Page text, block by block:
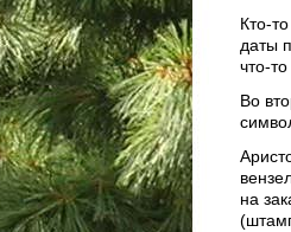
Кто-
даты
что-
Во
на